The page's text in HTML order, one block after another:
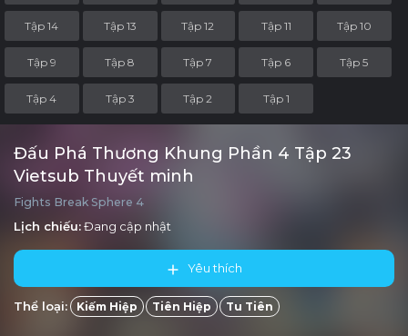
Tập 14 Tập 13 Tập 12 Tập 11 Tập 10
Tập 9 Tập 8 Tập 7 Tập 6 Tập 5
Tập 4 Tập 3 Tập 2 Tập 1
Đấu Phá Thương Khung Phần 4 Tập 23
Vietsub Thuyết minh
Fights Break Sphere 4
Lịch chiếu:Đang cập nhật
Yêu thích
Thể loại: Kiếm Hiệp Tiên Hiệp Tu Tiên